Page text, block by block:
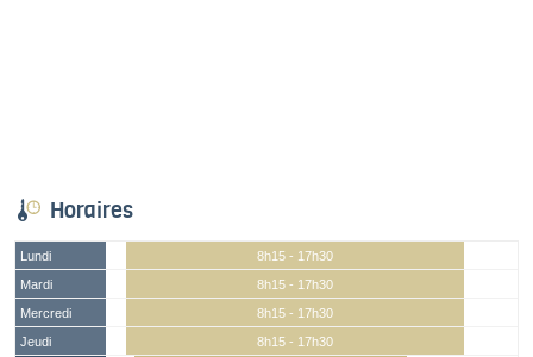
Horaires
Lundi
8h15 - 17h30
Mardi
8h15 - 17h30
Mercredi
8h15 - 17h30
Jeudi
8h15 - 17h30